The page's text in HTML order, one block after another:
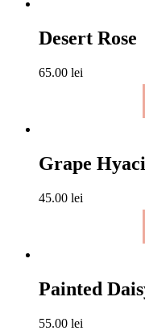
Desert Rose
65.00 lei
Grape
45.00 lei
Painted
55.00 lei